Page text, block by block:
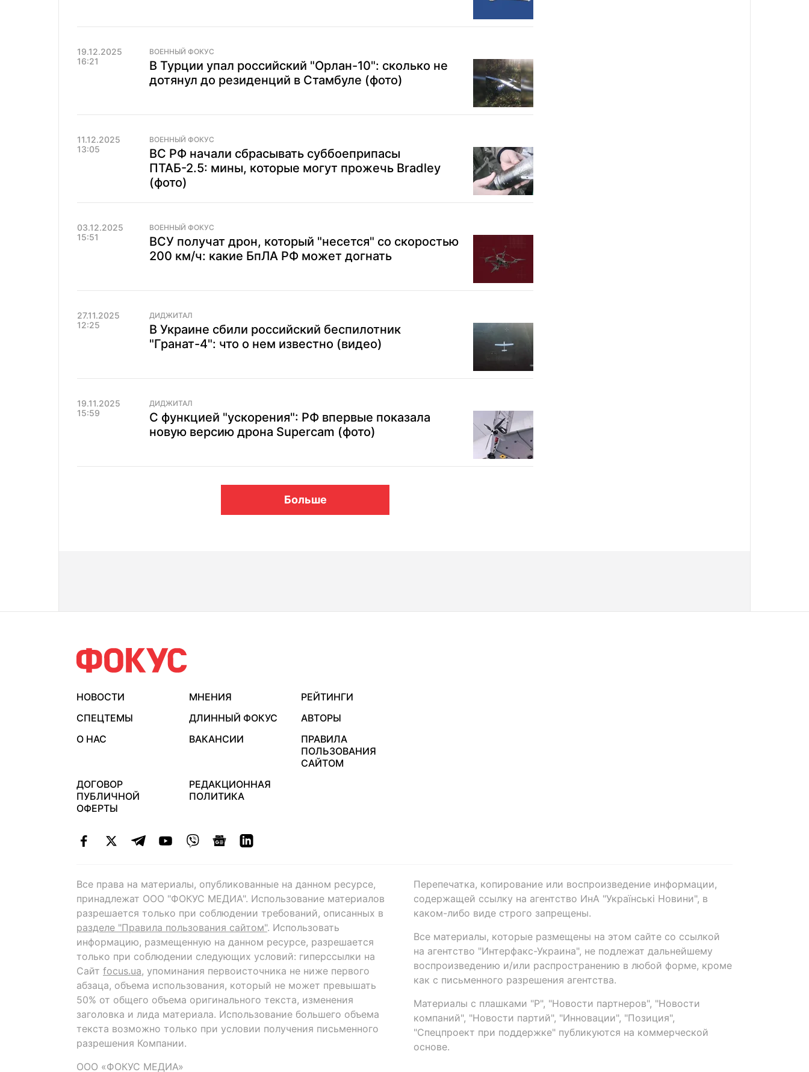
19.12.2025
16:21
ВОЕННЫЙ ФОКУС
В Турции упал российский "Орлан-10": сколько не
дотянул до резиденций в Стамбуле (фото)
11.12.2025
13:05
ВОЕННЫЙ ФОКУС
ВС РФ начали сбрасывать суббоеприпасы
ПТАБ-2.5: мины, которые могут прожечь Bradley
(фото)
03.12.2025
15:51
ВОЕННЫЙ ФОКУС
ВСУ получат дрон, который "несется" со скоростью
200 км/ч: какие БпЛА РФ может догнать
27.11.2025
12:25
ДИДЖИТАЛ
В Украине сбили российский беспилотник
"Гранат-4": что о нем известно (видео)
19.11.2025
15:59
ДИДЖИТАЛ
С функцией "ускорения": РФ впервые показала
новую версию дрона Supercam (фото)
Больше
НОВОСТИ МНЕНИЯ
РЕЙТИНГИ
СПЕЦТЕМЫ
ДЛИННЫЙ ФОКУС
АВТОРЫ
О НАС
ВАКАНСИИ
ПРАВИЛА
ПОЛЬЗОВАНИЯ
САЙТОМ
ДОГОВОР
ПУБЛИЧНОЙ
ОФЕРТЫ
РЕДАКЦИОННАЯ
ПОЛИТИКА
Все права на материалы, опубликованные на данном ресурсе,
принадлежат ООО "ФОКУС МЕДИА". Использование материалов
разрешается только при соблюдении требований, описанных в
разделе "Правила пользования сайтом". Использовать
информацию, размещенную на данном ресурсе, разрешается
только при соблюдении следующих условий: гиперссылки на
Сайт focus.ua, упоминания первоисточника не ниже первого
абзаца, объема использования, который не может превышать
50% от общего объема оригинального текста, изменения
заголовка и лида материала. Использование большего объема
текста возможно только при условии получения письменного
разрешения Компании.
ООО «ФОКУС МЕДИА»
Перепечатка, копирование или воспроизведение информации,
содержащей ссылку на агентство ИнА "Українські Новини", в
каком-либо виде строго запрещены.
Все материалы, которые размещены на этом сайте со ссылкой
на агентство "Интерфакс-Украина", не подлежат дальнейшему
воспроизведению и/или распространению в любой форме, кроме
как с письменного разрешения агентства.
Материалы с плашками "Р", "Новости партнеров", "Новости
компаний", "Новости партий", "Инновации", "Позиция",
"Спецпроект при поддержке" публикуются на коммерческой
основе.